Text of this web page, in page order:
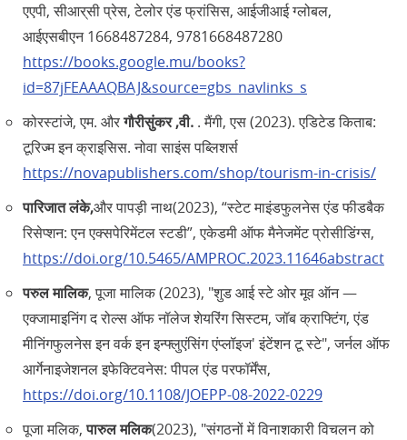
एएपी, सीआर्‌सी प्रेस, टेलोर एंड फ्रांसिस, आईजीआई ग्लोबल,
आईएसबीएन 1668487284, 9781668487280
https://books.google.mu/books?
id=87jFEAAAQBAJ&source=gbs_navlinks_s
कोरस्टांजे, एम. औरगौरीसुंकर ,वी. . मैंगी, एस (2023). एडिटेड किताब:
टूरिज्म इन क्राइसिस. नोवा साइंस पब्लिशर्स
https://novapublishers.com/shop/tourism-in-crisis/
पारिजात लंके,और पापड़ी नाथ(2023), “स्टेट माइंडफुलनेस एंड फीडबैक
रिसेप्शन: एन एक्सपेरिमेंटल स्टडी”, एकेडमी ऑफ मैनेजमेंट प्रोसीडिंग्स,
https://doi.org/10.5465/AMPROC.2023.11646abstract
परुल मालिक, पूजा मालिक (2023), "शुड आई स्टे ओर मूव ऑन —
एक्जामाइनिंग द रोल्स ऑफ नॉलेज शेयरिंग सिस्टम, जॉब क्राफ्टिंग, एंड
मीनिंगफुलनेस इन वर्क इन इन्फ्लुएंसिंग एंप्लॉइज' इंटेंशन टू स्टे", जर्नल ऑफ
आर्गेनाइजेशनल इफेक्टिवनेस: पीपल एंड परफॉर्मेंस,
https://doi.org/10.1108/JOEPP-08-2022-0229
पूजा मलिक,पारुल मलिक(2023), "संगठनों में विनाशकारी विचलन को